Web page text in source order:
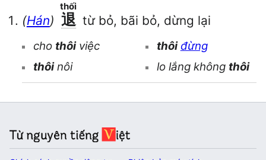
(Hán) 退
thối
từ bỏ, bãi bỏ, dừng lại
cho thôiviệc
thôinôi
thôi đừng
lo lắng không thôi